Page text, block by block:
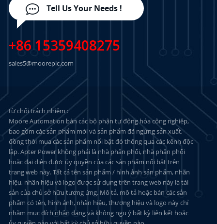
Tell Us Your Needs !
+86 15359408275
sales5@mooreplc.com
từ chối trách nhiệm :
Moore Automation bán các bộ phận tự động hóa công nghiệp,
bao gồm các sản phẩm mới và sản phẩm đã ngừng sản xuất,
đồng thời mua các sản phẩm nổi bật đó thông qua các kênh độc
lập. Apter Power không phải là nhà phân phối, nhà phân phối
hoặc đại diện được ủy quyền của các sản phẩm nổi bật trên
trang web này. Tất cả tên sản phẩm / hình ảnh sản phẩm, nhãn
hiệu, nhãn hiệu và logo được sử dụng trên trang web này là tài
sản của chủ sở hữu tương ứng. Mô tả, mô tả hoặc bán các sản
phẩm có tên, hình ảnh, nhãn hiệu, thương hiệu và logo này chỉ
nhằm mục đích nhận dạng và không ngụ ý bất kỳ liên kết hoặc